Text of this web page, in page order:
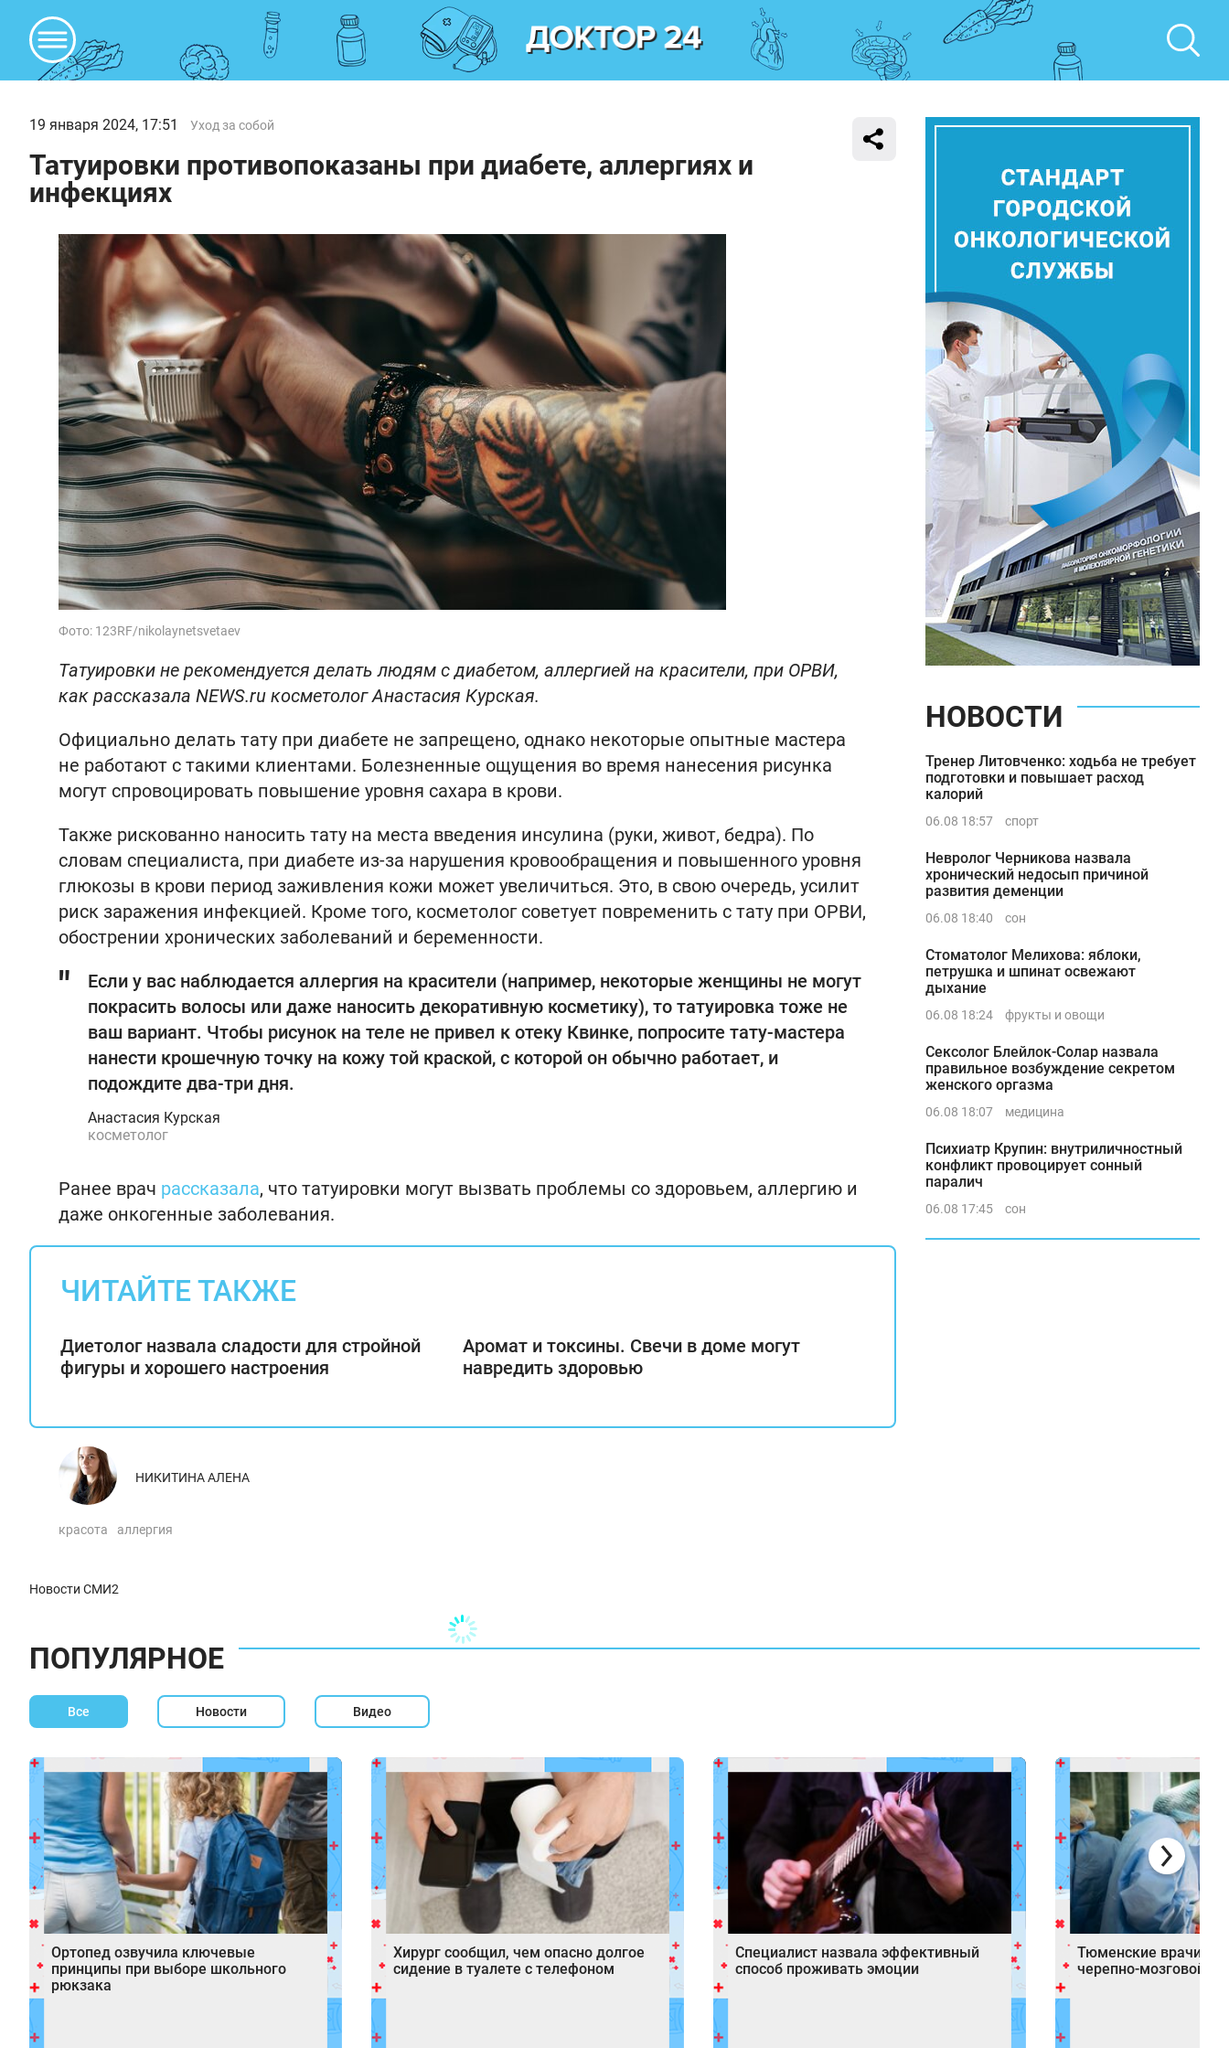
19 января 2024, 17:51 Уход за собой
Татуировки противопоказаны при диабете, аллергиях и
инфекциях
Фото: 123RF/nikolaynetsvetaev
Татуировки не рекомендуется делать людям с диабетом, аллергией на красители, при ОРВИ,
как рассказала NEWS.ru косметолог Анастасия Курская.
Официально делать тату при диабете не запрещено, однако некоторые опытные мастера
не работают с такими клиентами. Болезненные ощущения во время нанесения рисунка
могут спровоцировать повышение уровня сахара в крови.
Также рискованно наносить тату на места введения инсулина (руки, живот, бедра). По
словам специалиста, при диабете из-за нарушения кровообращения и повышенного уровня
глюкозы в крови период заживления кожи может увеличиться. Это, в свою очередь, усилит
риск заражения инфекцией. Кроме того, косметолог советует повременить с тату при ОРВИ,
обострении хронических заболеваний и беременности.
Если у вас наблюдается аллергия на красители (например, некоторые женщины не могут
покрасить волосы или даже наносить декоративную косметику), то татуировка тоже не
ваш вариант. Чтобы рисунок на теле не привел к отеку Квинке, попросите тату-мастера
нанести крошечную точку на кожу той краской, с которой он обычно работает, и
подождите два-три дня.
Анастасия Курская
косметолог
Ранее врач рассказала, что татуировки могут вызвать проблемы со здоровьем, аллергию и
даже онкогенные заболевания.
ЧИТАЙТЕ ТАКЖЕ
Диетолог назвала сладости для стройной
фигуры и хорошего настроения
Аромат и токсины. Свечи в доме могут
навредить здоровью
НИКИТИНА АЛЕНА
красота аллергия
Новости СМИ2
НОВОСТИ
Тренер Литовченко: ходьба не требует
подготовки и повышает расход
калорий
06.08 18:57 спорт
Невролог Черникова назвала
хронический недосып причиной
развития деменции
06.08 18:40 сон
Стоматолог Мелихова: яблоки,
петрушка и шпинат освежают
дыхание
06.08 18:24 фрукты и овощи
Сексолог Блейлок-Солар назвала
правильное возбуждение секретом
женского оргазма
06.08 18:07 медицина
Психиатр Крупин: внутриличностный
конфликт провоцирует сонный
паралич
06.08 17:45 сон
ПОПУЛЯРНОЕ
Все Новости Видео
Ортопед озвучила ключевые
принципы при выборе школьного
рюкзака
Хирург сообщил, чем опасно долгое
сидение в туалете с телефоном
Специалист назвала эффективный
способ проживать эмоции
Тюменские врачи
черепно-мозговой